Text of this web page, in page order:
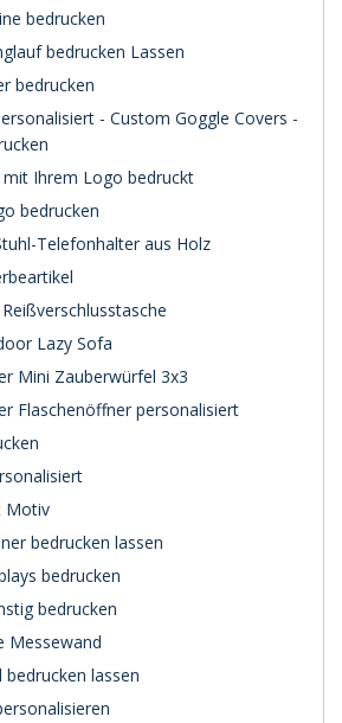
bedrucken
bedrucken Lassen
bedrucken
- Custom Goggle Covers -
mit Ihrem Logo bedruckt
bedrucken
Telefonhalter aus Holz
Lazy Sofa
Mini Zauberwürfel 3x3
Flaschenöffner personalisiert
Motiv
bedrucken lassen
bedrucken
bedrucken
Messewand
bedrucken lassen